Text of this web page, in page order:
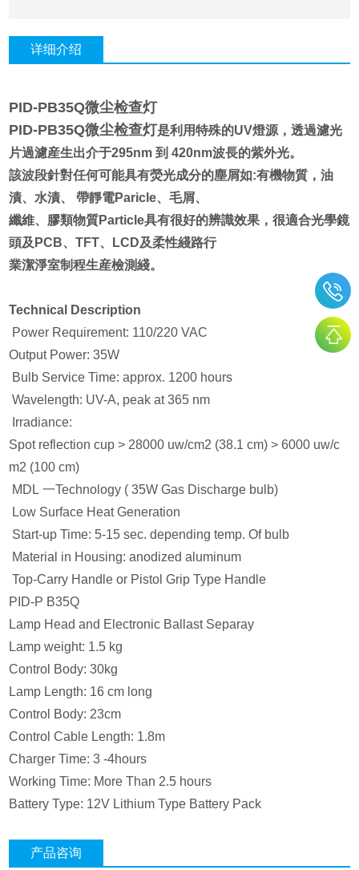
详细介绍
PID-PB35Q微尘检查灯
PID-PB35Q微尘检查灯是利用特殊的UV燈源，透過濾光
片過濾産生出介于295nm 到 420nm波長的紫外光。
該波段針對任何可能具有熒光成分的塵屑如:有機物質，油
漬、水漬、 帶靜電Paricle、毛屑、
纖維、膠類物質Particle具有很好的辨識效果，很適合光學鏡
頭及PCB、TFT、LCD及柔性綫路行
業潔淨室制程生産檢測綫。
Technical Description
Power Requirement: 110/220 VAC
Output Power: 35W
Bulb Service Time: approx. 1200 hours
Wavelength: UV-A, peak at 365 nm
Irradiance:
Spot reflection cup > 28000 uw/cm2 (38.1 cm) > 6000 uw/c
m2 (100 cm)
MDL 一Technology ( 35W Gas Discharge bulb)
Low Surface Heat Generation
Start-up Time: 5-15 sec. depending temp. Of bulb
Material in Housing: anodized aluminum
Top-Carry Handle or Pistol Grip Type Handle
PID-P B35Q
Lamp Head and Electronic Ballast Separay
Lamp weight: 1.5 kg
Control Body: 30kg
Lamp Length: 16 cm long
Control Body: 23cm
Control Cable Length: 1.8m
Charger Time: 3 -4hours
Working Time: More Than 2.5 hours
Battery Type: 12V Lithium Type Battery Pack
产品咨询